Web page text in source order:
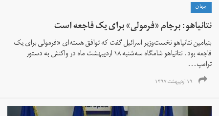
جهان
نتانیاهو: برجام «فرمولی» برای یک فاجعه است
بنیامین نتانیاهو نخست‌وزیر اسرائیل گفت که توافق هسته‌ای «فرمولی برای یک
فاجعه بود. نتانیاهو شامگاه سه‌شنبه ۱۸ اردیبهشت ماه در واکنش به دستور
ترامپ...
۱۹ اردیبهشت ۱۳۹۷